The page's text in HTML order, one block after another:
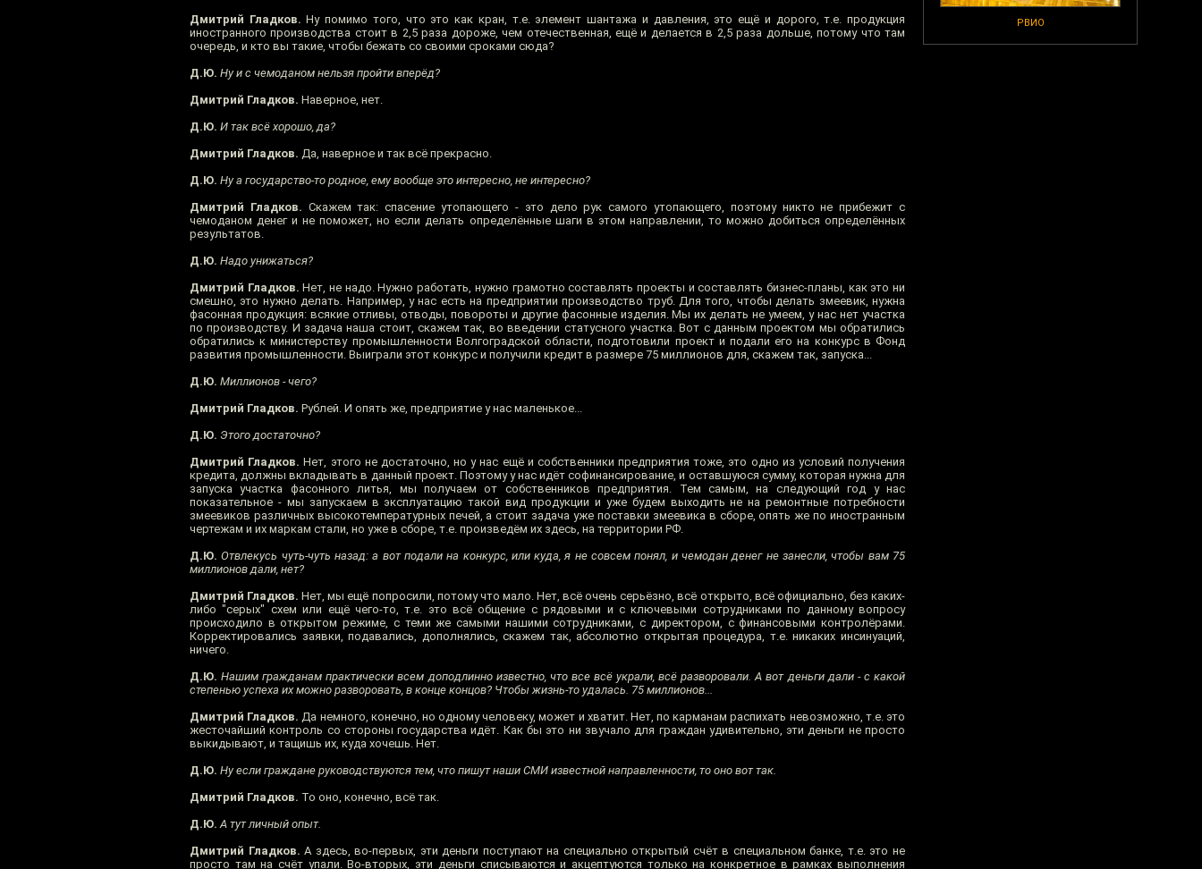
РВИО
Дмитрий Гладков. Ну помимо того, что это как кран, т.е. элемент шантажа и давления, это ещё и дорого, т.е. продукция
иностранного производства стоит в 2,5 раза дороже, чем отечественная, ещё и делается в 2,5 раза дольше, потому что там
очередь, и кто вы такие, чтобы бежать со своими сроками сюда?
Д.Ю. Ну и с чемоданом нельзя пройти вперёд?
Дмитрий Гладков. Наверное, нет.
Д.Ю. И так всё хорошо, да?
Дмитрий Гладков. Да, наверное и так всё прекрасно.
Д.Ю. Ну а государство-то родное, ему вообще это интересно, не интересно?
Дмитрий Гладков. Скажем так: спасение утопающего - это дело рук самого утопающего, поэтому никто не прибежит с
чемоданом денег и не поможет, но если делать определённые шаги в этом направлении, то можно добиться определённых
результатов.
Д.Ю. Надо унижаться?
Дмитрий Гладков. Нет, не надо. Нужно работать, нужно грамотно составлять проекты и составлять бизнес-планы, как это ни
смешно, это нужно делать. Например, у нас есть на предприятии производство труб. Для того, чтобы делать змеевик, нужна
фасонная продукция: всякие отливы, отводы, повороты и другие фасонные изделия. Мы их делать не умеем, у нас нет участка
по производству. И задача наша стоит, скажем так, во введении статусного участка. Вот с данным проектом мы обратились
обратились к министерству промышленности Волгоградской области, подготовили проект и подали его на конкурс в Фонд
развития промышленности. Выиграли этот конкурс и получили кредит в размере 75 миллионов для, скажем так, запуска...
Д.Ю. Миллионов - чего?
Дмитрий Гладков. Рублей. И опять же, предприятие у нас маленькое...
Д.Ю. Этого достаточно?
Дмитрий Гладков. Нет, этого не достаточно, но у нас ещё и собственники предприятия тоже, это одно из условий получения
кредита, должны вкладывать в данный проект. Поэтому у нас идёт софинансирование, и оставшуюся сумму, которая нужна для
запуска участка фасонного литья, мы получаем от собственников предприятия. Тем самым, на следующий год у нас
показательное - мы запускаем в эксплуатацию такой вид продукции и уже будем выходить не на ремонтные потребности
змеевиков различных высокотемпературных печей, а стоит задача уже поставки змеевика в сборе, опять же по иностранным
чертежам и их маркам стали, но уже в сборе, т.е. произведём их здесь, на территории РФ.
Д.Ю. Отвлекусь чуть-чуть назад: а вот подали на конкурс, или куда, я не совсем понял, и чемодан денег не занесли, чтобы вам 75
миллионов дали, нет?
Дмитрий Гладков. Нет, мы ещё попросили, потому что мало. Нет, всё очень серьёзно, всё открыто, всё официально, без каких-
либо "серых" схем или ещё чего-то, т.е. это всё общение с рядовыми и с ключевыми сотрудниками по данному вопросу
происходило в открытом режиме, с теми же самыми нашими сотрудниками, с директором, с финансовыми контролёрами.
Корректировались заявки, подавались, дополнялись, скажем так, абсолютно открытая процедура, т.е. никаких инсинуаций,
ничего.
Д.Ю. Нашим гражданам практически всем доподлинно известно, что все всё украли, всё разворовали. А вот деньги дали - с какой
степенью успеха их можно разворовать, в конце концов? Чтобы жизнь-то удалась. 75 миллионов...
Дмитрий Гладков. Да немного, конечно, но одному человеку, может и хватит. Нет, по карманам распихать невозможно, т.е. это
жесточайший контроль со стороны государства идёт. Как бы это ни звучало для граждан удивительно, эти деньги не просто
выкидывают, и тащишь их, куда хочешь. Нет.
Д.Ю. Ну если граждане руководствуются тем, что пишут наши СМИ известной направленности, то оно вот так.
Дмитрий Гладков. То оно, конечно, всё так.
Д.Ю. А тут личный опыт.
Дмитрий Гладков. А здесь, во-первых, эти деньги поступают на специально открытый счёт в специальном банке, т.е. это не
просто там на счёт упали. Во-вторых, эти деньги списываются и акцептуются только на конкретное в рамках выполнения